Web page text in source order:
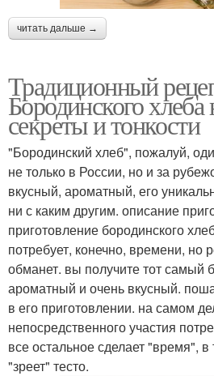
читать дальше →
Традиционный
Бородинского хлеба
секреты и тонкости
"Бородинский хлеб", пожалуй,
не только в России, но и за
вкусный, ароматный, его
ни с каким другим. описание
приготовление бородинского
потребует, конечно, времени, но
обманет. вы получите тот самый
ароматный и очень вкусный.
в его приготовлении. на самом
непосредственного участия
все остальное сделает "время", в
"зреет" тесто.